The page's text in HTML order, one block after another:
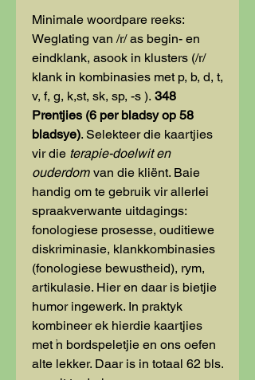
Minimale woordpare reeks:
Weglating van /r/ as begin- en
eindklank, asook in klusters (/r/
klank in kombinasies met p, b, d, t,
v, f, g, k,st, sk, sp, -s ). 348
Prentjies (6 per bladsy op 58
bladsye). Selekteer die kaartjies
vir die terapie-doelwit en
ouderdom van die kliënt. Baie
handig om te gebruik vir allerlei
spraakverwante uitdagings:
fonologiese prosesse, ouditiewe
diskriminasie, klankkombinasies
(fonologiese bewustheid), rym,
artikulasie. Hier en daar is bietjie
humor ingewerk. In praktyk
kombineer ek hierdie kaartjies
met 'n bordspeletjie en ons oefen
alte lekker. Daar is in totaal 62 bls.